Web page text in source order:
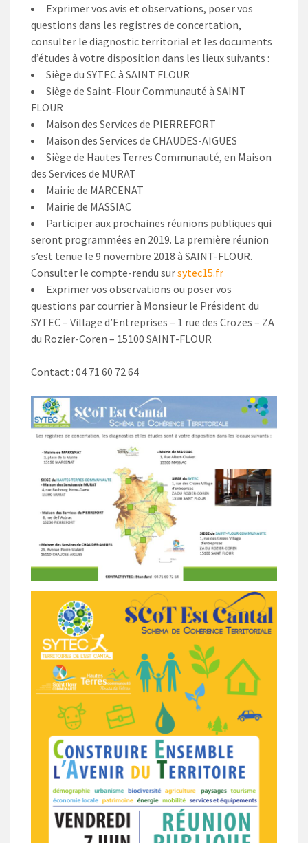
Exprimer vos avis et observations, poser vos
questions dans les registres de concertation,
consulter le diagnostic territorial et les documents
d’études à votre disposition dans les lieux suivants :
Siège du SYTEC à SAINT FLOUR
Siège de Saint-Flour Communauté à SAINT
FLOUR
Maison des Services de PIERREFORT
Maison des Services de CHAUDES-AIGUES
Siège de Hautes Terres Communauté, en Maison
des Services de MURAT
Mairie de MARCENAT
Mairie de MASSIAC
Participer aux prochaines réunions publiques qui
seront programmées en 2019. La première réunion
s’est tenue le 9 novembre 2018 à SAINT-FLOUR.
Consulter le compte-rendu sursytec15.fr
Exprimer vos observations ou poser vos
questions par courrier à Monsieur le Président du
SYTEC – Village d’Entreprises – 1 rue des Crozes – ZA
du Rozier-Coren – 15100 SAINT-FLOUR
Contact : 04 71 60 72 64